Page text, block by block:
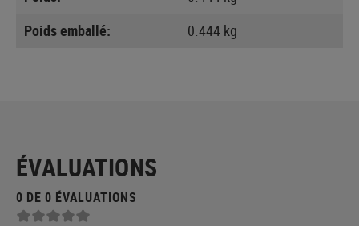
Poids emballé:
0.444 kg
ÉVALUATIONS
0 DE 0 ÉVALUATIONS